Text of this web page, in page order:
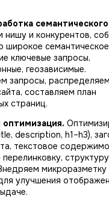
нишу и конкурентов,
широкое
ключевые запросы,
геозависимые.
запросы,
составляем план
страниц.
оптимизация.
description, h1–h3),
текстовое
микроразметку
улучшения